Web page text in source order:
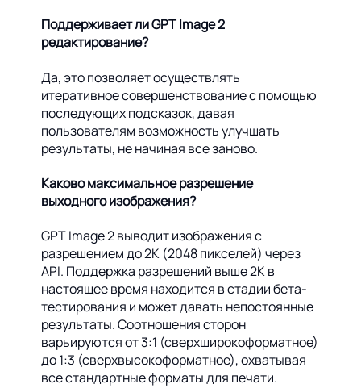
Поддерживает ли GPT Image 2
редактирование?
Да, это позволяет осуществлять
итеративное совершенствование с помощью
последующих подсказок, давая
пользователям возможность улучшать
результаты, не начиная все заново.
Каково максимальное разрешение
выходного изображения?
GPT Image 2 выводит изображения с
разрешением до 2K (2048 пикселей) через
API. Поддержка разрешений выше 2K в
настоящее время находится в стадии бета-
тестирования и может давать непостоянные
результаты. Соотношения сторон
варьируются от 3:1 (сверхширокоформатное)
до 1:3 (сверхвысокоформатное), охватывая
все стандартные форматы для печати.